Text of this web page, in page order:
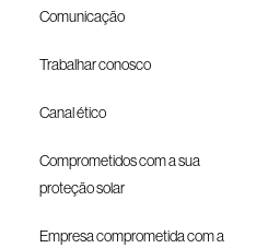
Comunicação
Trabalhar conosco
Canal ético
Comprometidos com a sua
proteção solar
Empresa comprometida com a